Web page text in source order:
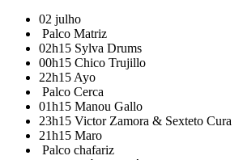
02 julho
Palco Matriz
02h15 Sylva Drums
00h15 Chico Trujillo
22h15Ayo
Palco Cerca
01h15 Manou Gallo
23h15 Victor Zamora & Sexteto Cura
21h15 Maro
Palco chafariz